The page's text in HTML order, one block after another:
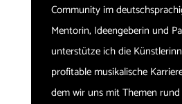
Community im
Mentorin, Ideengeberin und
unterstütze ich die
profitable musikalische
dem wir uns mit Themen